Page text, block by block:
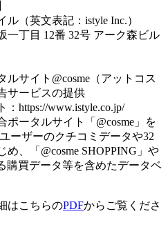
（英文表記：istyle Inc.）
一丁目 12番 32号 アーク森ビル
サイト@cosme（アットコス
サービスの提供
https://www.istyle.co.jp/
ータルサイト「@cosme」を
ーザーのクチコミデータや32
、「@cosme SHOPPING」や
購買データ等を含めたデータベ
はこちらのPDFからご覧くださ